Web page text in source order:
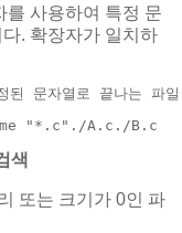
를 사용하여 특정 문
. 확장자가 일치하
자열로 끝나는 파일
"*.c"./A.c./B.c
색
또는 크기가 0인 파